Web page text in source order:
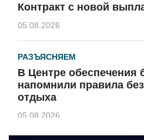
Контракт с новой
05.08.2026
РАЗЪЯСНЯЕМ
В Центре обеспечения
напомнили правила
отдыха
05.08.2026